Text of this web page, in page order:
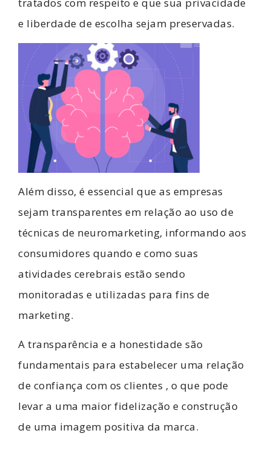
tratados com respeito e que sua privacidade
e liberdade de escolha sejam preservadas.
Além disso, é essencial que as empresas
sejam transparentes em relação ao uso de
técnicas de neuromarketing, informando aos
consumidores quando e como suas
atividades cerebrais estão sendo
monitoradas e utilizadas para fins de
marketing.
A transparência e a honestidade são
fundamentais para estabelecer uma relação
de confiança com os clientes , o que pode
levar a uma maior fidelização e construção
de uma imagem positiva da marca.